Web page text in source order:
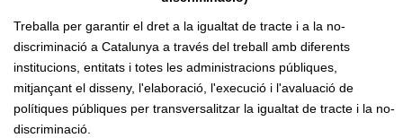
Treballa per garantir el dret a la igualtat de tracte i a la no-
discriminació a Catalunya a través del treball amb diferents
institucions, entitats i totes les administracions públiques,
mitjançant el disseny, l'elaboració, l'execució i l'avaluació de
polítiques públiques per transversalitzar la igualtat de tracte i la no-
discriminació.